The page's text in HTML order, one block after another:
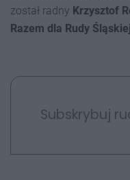
został radny Krzysztof
Razem dla Rudy
Subskrybuj